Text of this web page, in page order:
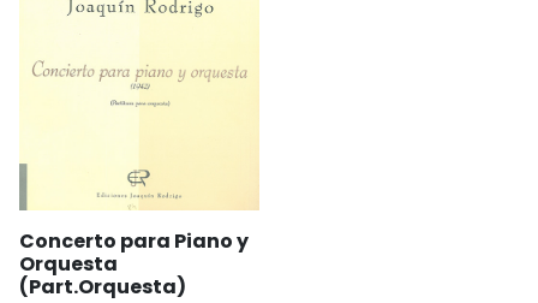
Concerto para Piano y
Orquesta
(Part.Orquesta)